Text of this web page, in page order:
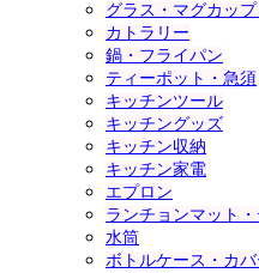
グラス・マグカッ
カトラリー
鍋・フライパン
ティーポット・急須
キッチンツール
キッチングッズ
キッチン収納
キッチン家電
エプロン
ランチョンマット
水筒
ボトルケース・カバ